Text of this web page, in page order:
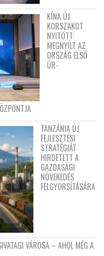
KÍNA ÚJ
KORSZAKOT
NYITOTT:
MEGNYÍLT AZ
ORSZÁG ELSŐ
ŰR-
TANZÁNIA ÚJ
FEJLESZTÉSI
STRATÉGIÁT
HIRDETETT A
GAZDASÁGI
NÖVEKEDÉS
FELGYORSÍTÁSÁRA
VÁROSA – AHOL MÉG A